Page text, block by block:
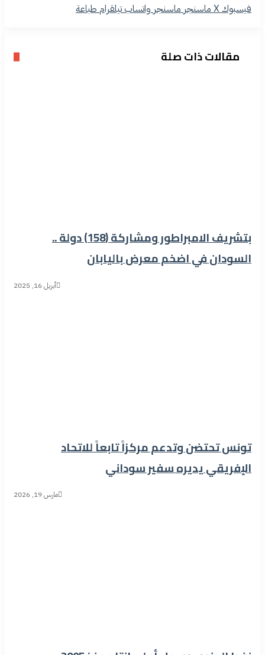
فيسبوك‫Xماسنجر ماسنجر واتسابتيلقرامطباعة
مقالات ذات صلة
بتشريف الامبراطور ومشاركة (158) دولة ..
السودان في اضخم معرض باليابان
أبريل 16, 2025
تونس تحتضن وتدعم مركزاً تابعاً للاتحاد
الإفريقي يديره سفير سوداني
مارس 19, 2026